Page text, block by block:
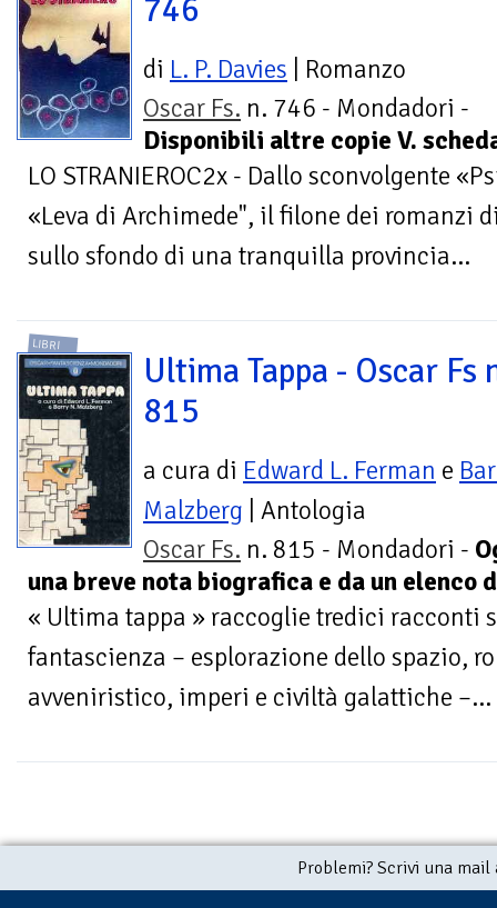
746
di L. P. Davies | Romanzo
Oscar Fs. n. 746 - Mondadori -
Disponibili altre copie V.
LO STRANIEROC2x - Dallo sconvolgente
«Leva di Archimede", il filone dei romanzi
sullo sfondo di una tranquilla provincia...
LIBRI
Ultima Tappa - Oscar Fs
815
a cura di Edward L. Ferman e
Malzberg | Antologia
Oscar Fs. n. 815 - Mondadori -
una breve nota biografica e da un elenco
« Ultima tappa » raccoglie tredici racconti
fantascienza – esplorazione dello spazio,
avveniristico, imperi e civiltà galattiche –...
Problemi? Scrivi una